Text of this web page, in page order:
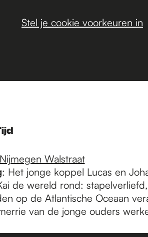
Stel je cookie voorkeuren in
Walstraat
: Het jonge koppel Lucas en
de wereld rond:
op de Atlantische Oceaan
van de jonge ouders